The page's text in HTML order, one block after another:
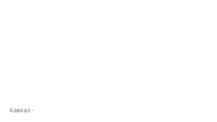
Кавказ